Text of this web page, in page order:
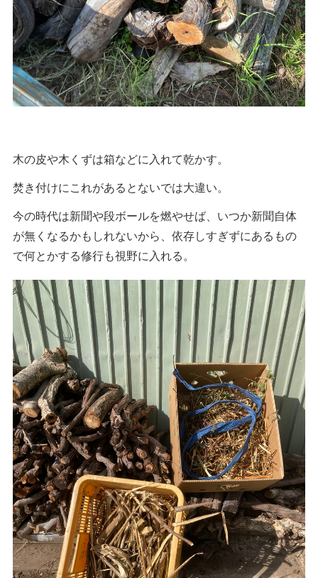
木の皮や木くずは箱などに入れて乾かす。
焚き付けにこれがあるとないでは大違い。
今の時代は新聞や段ボールを燃やせば、いつか新聞自体
が無くなるかもしれないから、依存しすぎずにあるもの
で何とかする修行も視野に入れる。